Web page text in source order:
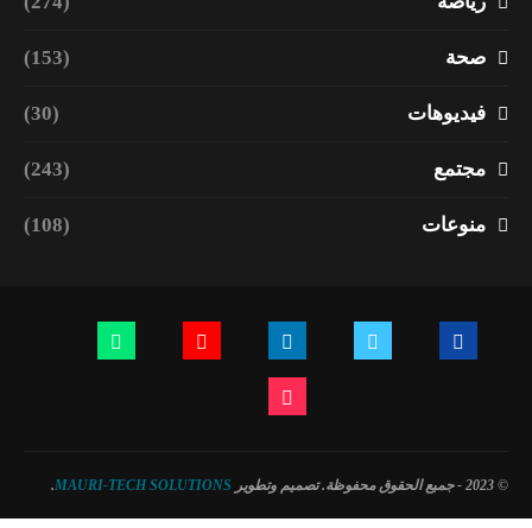
صحة (153)
فيديوهات (30)
مجتمع (243)
منوعات (108)
© 2023 - جميع الحقوق محفوظة. تصميم وتطوير MAURI-TECH SOLUTIONS
.